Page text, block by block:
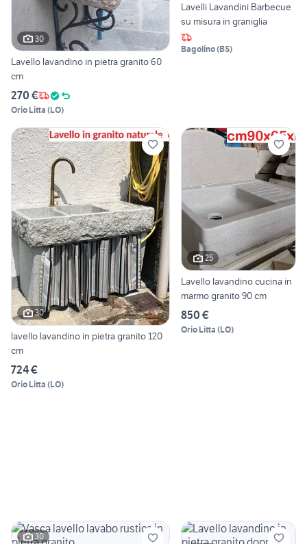
30
Lavello lavandino in pietra granito 60
cm
270 €
Orio Litta (LO)
Lavelli Lavandini Barbecue
su misura in graniglia
Bagolino(BS)
30
lavello lavandino in pietra granito 120
cm
724 €
Orio Litta (LO)
25
Lavello lavandino cucina in
marmo granito 90 cm
850 €
Orio Litta (LO)
30